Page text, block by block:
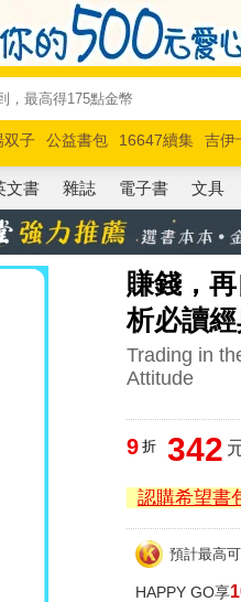
双子 公益書包 16647續集 吉伊
新作 馬斯克 玩具總動員5 超慢
文書 雜誌 電子書 文具
賺錢，
析必讀
Trading in
Attitude
9 折 342
認購希望書
預計最高
HAPPY GO享